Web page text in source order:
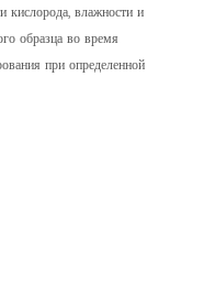
кислорода, влажности и
образца во время
при определенной